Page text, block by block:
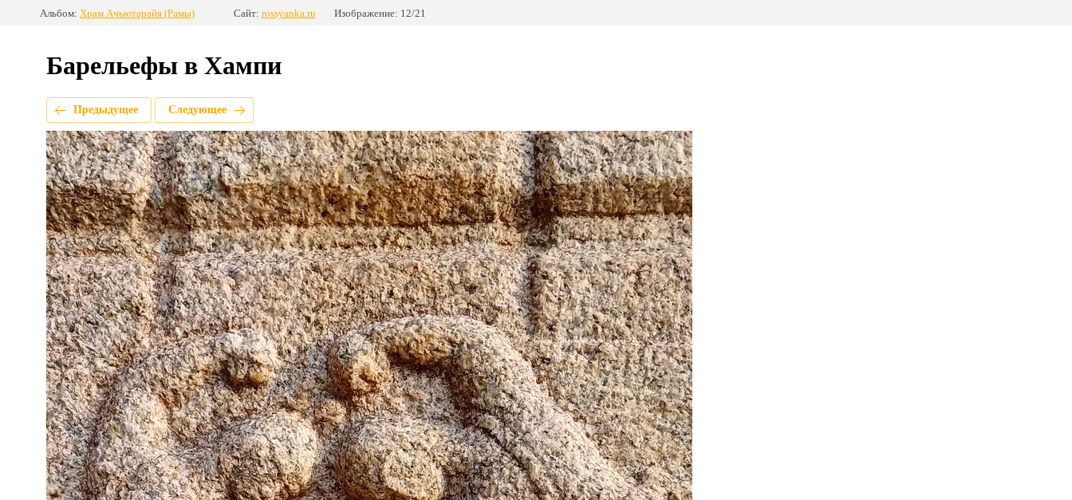
Альбом: Храм Ачьютарайя (Рамы) Сайт: rossyanka.ru Изображение: 12/21
Барельефы в Хампи
Предыдущее Следующее